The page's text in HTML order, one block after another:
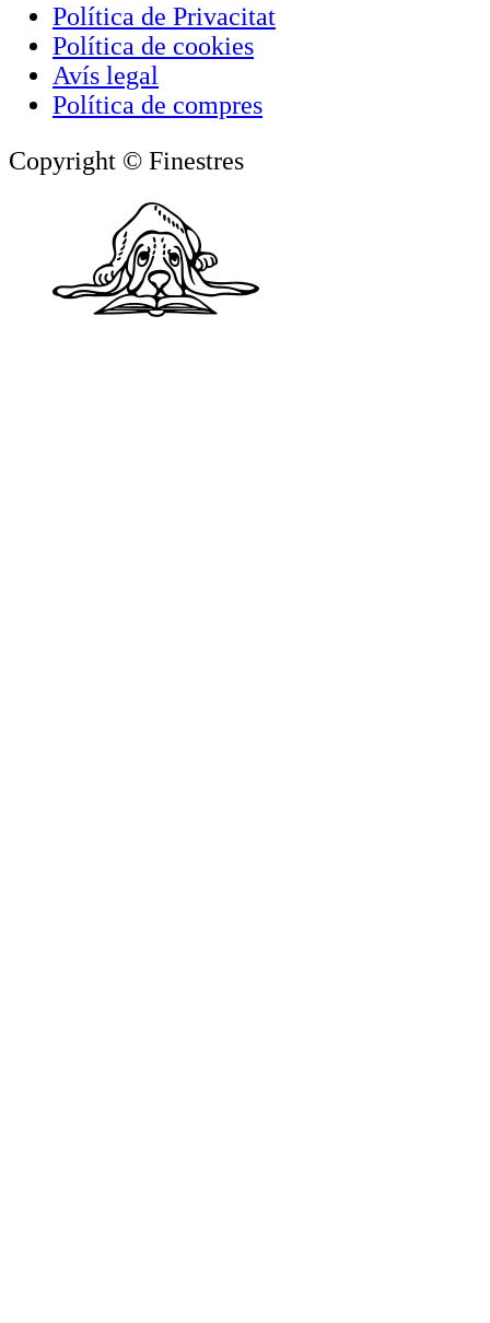
Política de Privacitat
Política de cookies
Avís legal
Política de compres
Copyright © Finestres